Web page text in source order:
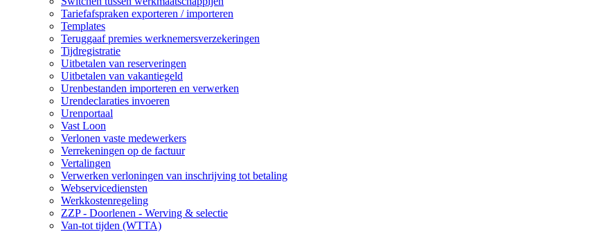
Tariefafspraken exporteren / importeren
Templates
Teruggaaf premies werknemersverzekeringen
Tijdregistratie
Uitbetalen van reserveringen
Uitbetalen van vakantiegeld
Urenbestanden importeren en verwerken
Urendeclaraties invoeren
Urenportaal
Vast Loon
Verlonen vaste medewerkers
Verrekeningen op de factuur
Vertalingen
Verwerken verloningen van inschrijving tot betaling
Webservicediensten
Werkkostenregeling
ZZP - Doorlenen - Werving & selectie
Van-tot tijden (WTTA)